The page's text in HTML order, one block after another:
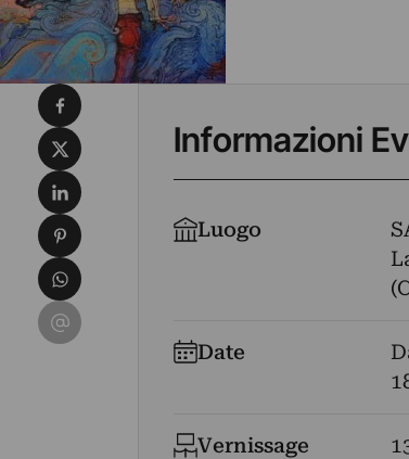
Informazioni
Luogo
Date
Vernissage
Condividi su Facebook
Condividi su X
Condividi su LinkedIn
Condividi su Pinterest
Condividi su WhatsApp
Condividi su Email